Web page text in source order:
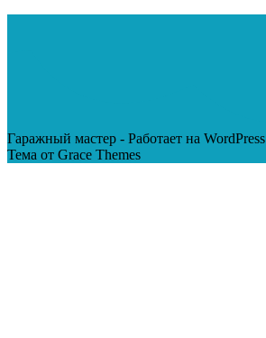
Гаражный мастер - Работает на WordPress
Тема от Grace Themes